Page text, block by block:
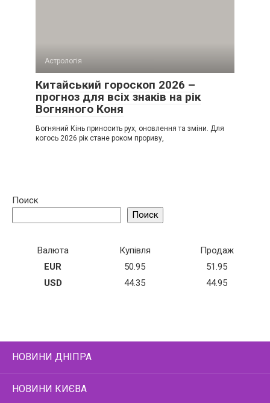
Астрологія
Китайський гороскоп 2026 –
прогноз для всіх знаків на рік
Вогняного Коня
Вогняний Кінь приносить рух, оновлення та зміни. Для
когось 2026 рік стане роком прориву,
Поиск
Поиск
Валюта Купівля
Продаж
EUR
50.95
51.95
USD
44.35 44.95
НОВИНИ ДНІПРА
НОВИНИ КИЄВА